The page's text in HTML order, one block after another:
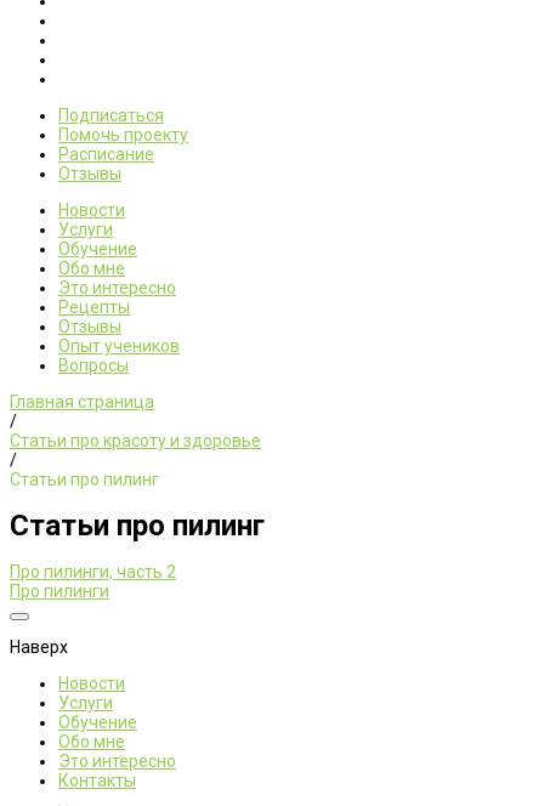
Подписаться
Помочь проекту
Расписание
Отзывы
Новости
Услуги
Обучение
Обо мне
Это интересно
Рецепты
Отзывы
Опыт учеников
Вопросы
Главная страница
/
Статьи про красоту и здоровье
/
Статьи про пилинг
Статьи про пилинг
Про пилинги, часть 2
Про пилинги
Наверх
Новости
Услуги
Обучение
Обо мне
Это интересно
Контакты